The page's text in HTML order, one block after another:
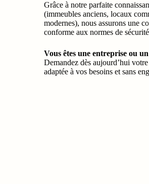
Grâce à notre parfaite
(immeubles anciens, locaux
modernes), nous assurons une
conforme aux normes de
Vous êtes une entreprise ou
Demandez dès aujourd’hui
adaptée à vos besoins et sans